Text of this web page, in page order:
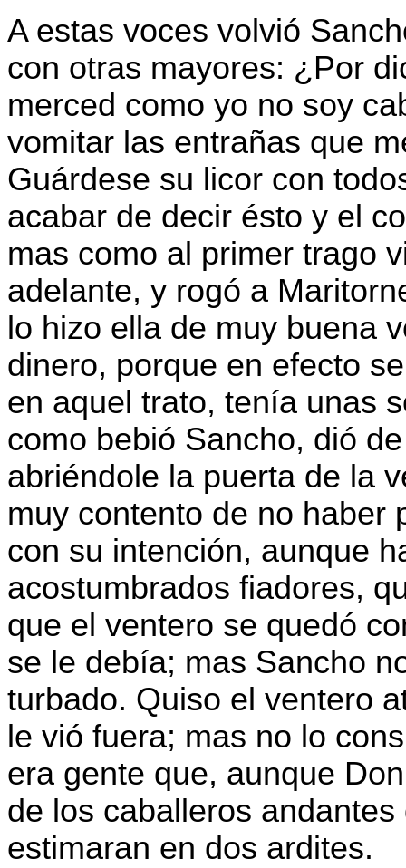
A estas voces volvió
con otras mayores: ¿Por
merced como yo no soy
vomitar las entrañas que
Guárdese su licor con
acabar de decir ésto y el
mas como al primer trago
adelante, y rogó a
lo hizo ella de muy buena
dinero, porque en efecto
en aquel trato, tenía unas
como bebió Sancho, dió
abriéndole la puerta de la
muy contento de no haber
con su intención, aunque
acostumbrados fiadores,
que el ventero se quedó
se le debía; mas Sancho
turbado. Quiso el ventero
le vió fuera; mas no lo
era gente que, aunque
de los caballeros
estimaran en dos ardites.